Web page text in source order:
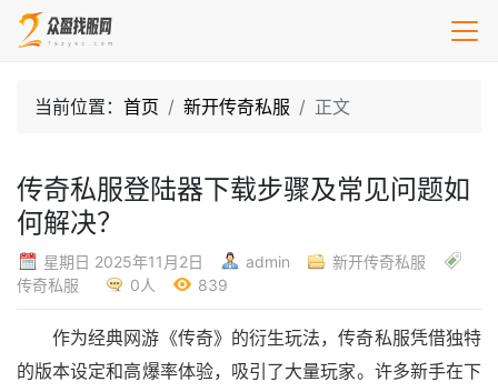
当前位置： 首页 新开传奇私服 正文
传奇私服登陆器下载步骤及常见问题如
何解决？
星期日 2025年11月2日 admin
新开传奇私服
传奇私服
0人 839
作为经典网游《传奇》的衍生玩法，传奇私服凭借独特
的版本设定和高爆率体验，吸引了大量玩家。许多新手在下